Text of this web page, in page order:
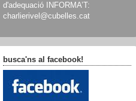
d'adequació INFORMA’T:
charlierivel@cubelles.cat
busca'ns al facebook!